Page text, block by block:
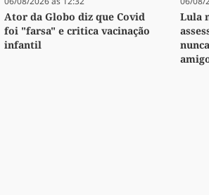
Ator da Globo diz que Covid
foi "farsa" e critica vacinação
infantil
Lula